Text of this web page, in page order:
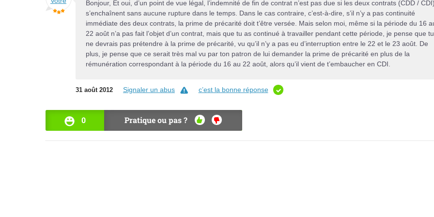
Bonjour, Et oui, d’un point de vue légal, l’indemnité de fin de contrat n’est pas due si les deux contrats (CDD / CDI)
s’enchaînent sans aucune rupture dans le temps. Dans le cas contraire, c’est-à-dire, s’il n’y a pas continuité
immédiate des deux contrats, la prime de précarité doit t’être versée. Mais selon moi, même si la période du 16
22 août n’a pas fait l’objet d’un contrat, mais que tu as continué à travailler pendant cette période, je pense que tu
ne devrais pas prétendre à la prime de précarité, vu qu’il n’y a pas eu d’interruption entre le 22 et le 23 août. De
plus, je pense que ce serait très mal vu par ton patron de lui demander la prime de précarité en plus de la
rémunération correspondant à la période du 16 au 22 août, alors qu’il vient de t’embaucher en CDI.
31 août 2012 Signaler un abus c’est la bonne réponse
0 Pratique ou pas ?
OUI NON